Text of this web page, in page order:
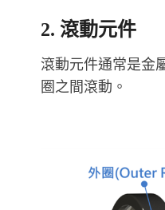
2. 滾動元件
滾動元件通常是金
圈之間滾動。